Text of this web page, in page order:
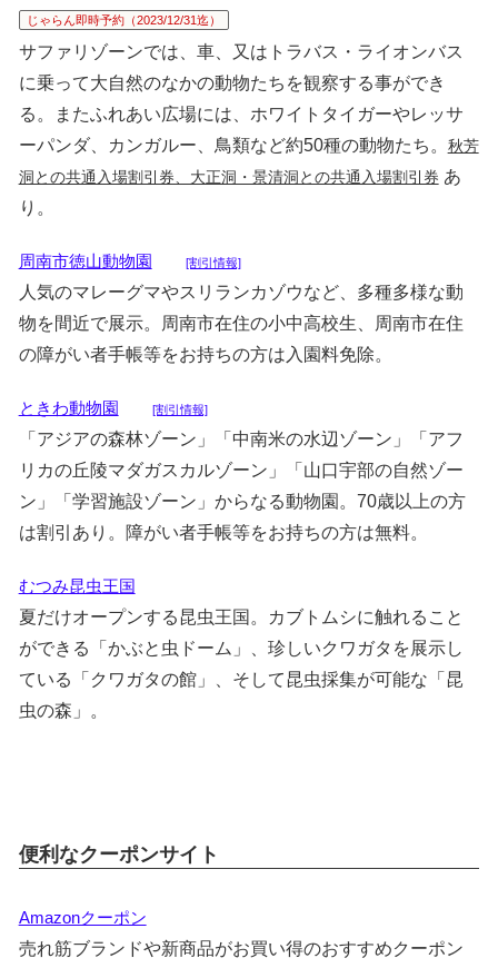
じゃらん即時予約（2023/12/31迄）
サファリゾーンでは、車、又はトラバス・ライオンバス
に乗って大自然のなかの動物たちを観察する事ができ
る。またふれあい広場には、ホワイトタイガーやレッサ
ーパンダ、カンガルー、鳥類など約50種の動物たち。 秋芳
洞との共通入場割引券、大正洞・景清洞との共通入場割引券 あ
り。
周南市徳山動物園 [割引情報]
人気のマレーグマやスリランカゾウなど、多種多様な動
物を間近で展示。周南市在住の小中高校生、周南市在住
の障がい者手帳等をお持ちの方は入園料免除。
ときわ動物園 [割引情報]
「アジアの森林ゾーン」「中南米の水辺ゾーン」「アフ
リカの丘陵マダガスカルゾーン」「山口宇部の自然ゾー
ン」「学習施設ゾーン」からなる動物園。70歳以上の方
は割引あり。障がい者手帳等をお持ちの方は無料。
むつみ昆虫王国
夏だけオープンする昆虫王国。カブトムシに触れること
ができる「かぶと虫ドーム」、珍しいクワガタを展示し
ている「クワガタの館」、そして昆虫採集が可能な「昆
虫の森」。
便利なクーポンサイト
Amazonクーポン
売れ筋ブランドや新商品がお買い得のおすすめクーポン